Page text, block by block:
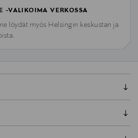
-VALIKOIMA VERKOSSA
löydät myös Helsingin keskustan ja
on turvavyökiinnitteinen